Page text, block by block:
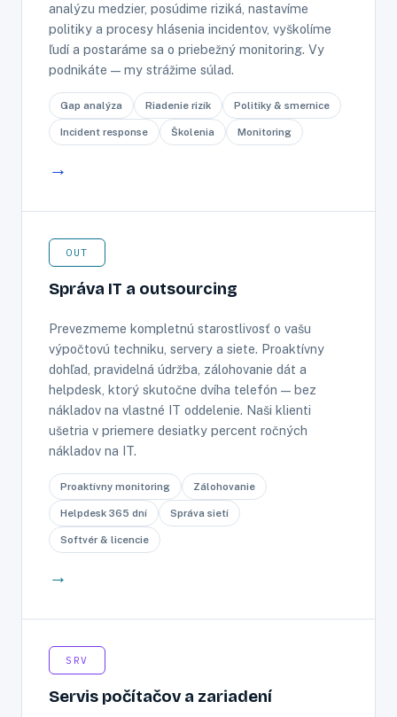
analýzu medzier, posúdime riziká, nastavíme
politiky a procesy hlásenia incidentov, vyškolíme
ľudí a postaráme sa o priebežný monitoring. Vy
podnikáte — my strážime súlad.
Gap analýza Riadenie rizík Politiky & smernice
Incident response Školenia Monitoring
→
OUT
Správa IT a outsourcing
Prevezmeme kompletnú starostlivosť o vašu
výpočtovú techniku, servery a siete. Proaktívny
dohľad, pravidelná údržba, zálohovanie dát a
helpdesk, ktorý skutočne dvíha telefón — bez
nákladov na vlastné IT oddelenie. Naši klienti
ušetria v priemere desiatky percent ročných
nákladov na IT.
Proaktívny monitoring Zálohovanie
Helpdesk 365 dní Správa sietí
Softvér & licencie
→
SRV
Servis počítačov a zariadení